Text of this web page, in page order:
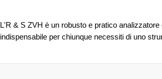
L'R & S ZVH è un robusto e pratico
indispensabile per chiunque necessiti di uno